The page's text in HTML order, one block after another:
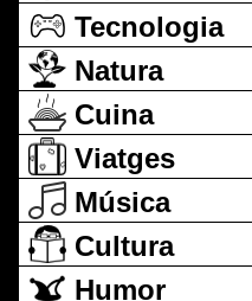
Tecnologia
Natura
Cuina
Viatges
Música
Cultura
Humor